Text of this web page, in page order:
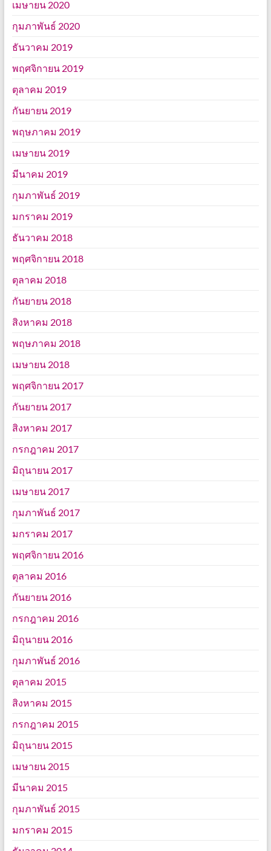
เมษายน 2020
กุมภาพันธ์ 2020
ธันวาคม 2019
พฤศจิกายน 2019
ตุลาคม 2019
กันยายน 2019
พฤษภาคม 2019
เมษายน 2019
มีนาคม 2019
กุมภาพันธ์ 2019
มกราคม 2019
ธันวาคม 2018
พฤศจิกายน 2018
ตุลาคม 2018
กันยายน 2018
สิงหาคม 2018
พฤษภาคม 2018
เมษายน 2018
พฤศจิกายน 2017
กันยายน 2017
สิงหาคม 2017
กรกฎาคม 2017
มิถุนายน 2017
เมษายน 2017
กุมภาพันธ์ 2017
มกราคม 2017
พฤศจิกายน 2016
ตุลาคม 2016
กันยายน 2016
กรกฎาคม 2016
มิถุนายน 2016
กุมภาพันธ์ 2016
ตุลาคม 2015
สิงหาคม 2015
กรกฎาคม 2015
มิถุนายน 2015
เมษายน 2015
มีนาคม 2015
กุมภาพันธ์ 2015
มกราคม 2015